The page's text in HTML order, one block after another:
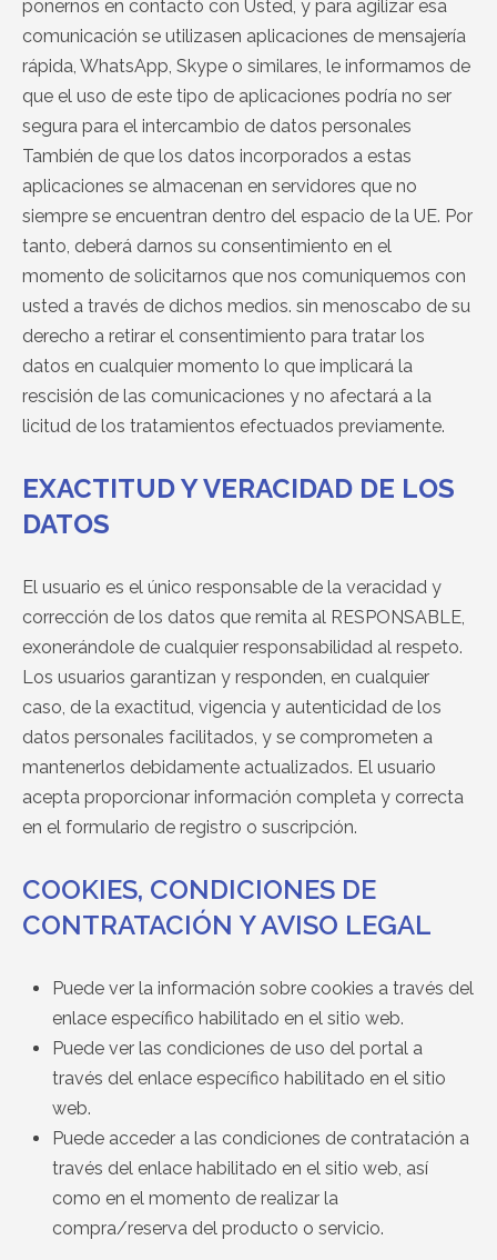
ponernos en contacto con Usted, y para agilizar esa
comunicación se utilizasen aplicaciones de mensajería
rápida, WhatsApp, Skype o similares, le informamos de
que el uso de este tipo de aplicaciones podría no ser
segura para el intercambio de datos personales
También de que los datos incorporados a estas
aplicaciones se almacenan en servidores que no
siempre se encuentran dentro del espacio de la UE. Por
tanto, deberá darnos su consentimiento en el
momento de solicitarnos que nos comuniquemos con
usted a través de dichos medios. sin menoscabo de su
derecho a retirar el consentimiento para tratar los
datos en cualquier momento lo que implicará la
rescisión de las comunicaciones y no afectará a la
licitud de los tratamientos efectuados previamente.
EXACTITUD Y VERACIDAD DE LOS
DATOS
El usuario es el único responsable de la veracidad y
corrección de los datos que remita al RESPONSABLE,
exonerándole de cualquier responsabilidad al respeto.
Los usuarios garantizan y responden, en cualquier
caso, de la exactitud, vigencia y autenticidad de los
datos personales facilitados, y se comprometen a
mantenerlos debidamente actualizados. El usuario
acepta proporcionar información completa y correcta
en el formulario de registro o suscripción.
COOKIES, CONDICIONES DE
CONTRATACIÓN Y AVISO LEGAL
Puede ver la información sobre cookies a través del
enlace específico habilitado en el sitio web.
Puede ver las condiciones de uso del portal a
través del enlace específico habilitado en el sitio
web.
Puede acceder a las condiciones de contratación a
través del enlace habilitado en el sitio web, así
como en el momento de realizar la
compra/reserva del producto o servicio.